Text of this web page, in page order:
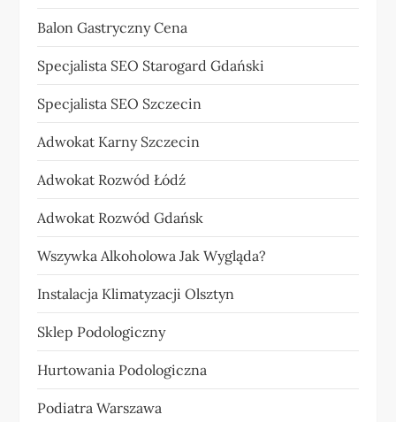
Balon Gastryczny Cena
Specjalista SEO Starogard Gdański
Specjalista SEO Szczecin
Adwokat Karny Szczecin
Adwokat Rozwód Łódź
Adwokat Rozwód Gdańsk
Wszywka Alkoholowa Jak Wygląda?
Instalacja Klimatyzacji Olsztyn
Sklep Podologiczny
Hurtowania Podologiczna
Podiatra Warszawa